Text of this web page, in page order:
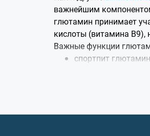
важнейшим
глютамин принимает
кислоты (витамина В9),
Важные функции
спортпит
при аэробном